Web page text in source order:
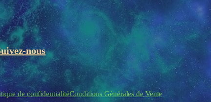
nous
de confidentialitéConditions Générales de Vente